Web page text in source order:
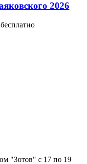
2026
"Зотов" с 17 по 19